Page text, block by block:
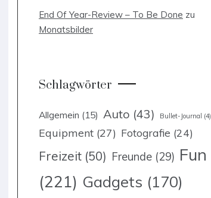
End Of Year-Review – To Be Done zu
Monatsbilder
Schlagwörter
Allgemein (15) Auto (43) Bullet-Journal (4)
Equipment (27) Fotografie (24)
Freizeit (50) Freunde (29) Fun
(221) Gadgets (170)